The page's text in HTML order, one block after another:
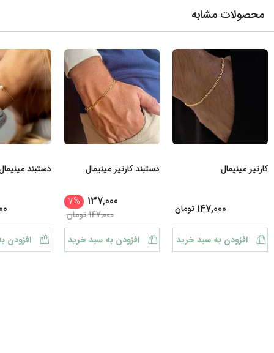
محصولات مشابه
کارتیر مینیمال
147,000 تومان
افزودن به سبد خرید
دستبند کارتیر مینیمال
137,000
%
7
147,000تومان
افزودن به سبد خرید
دستبند
افزودن